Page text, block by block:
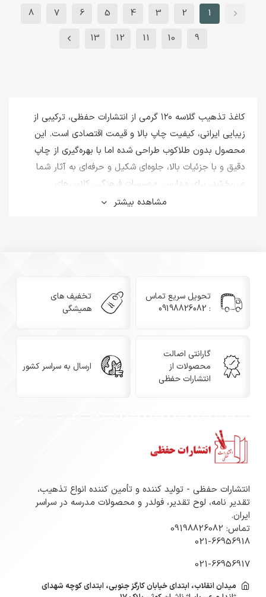
1
2
3
4
5
6
7
8
9
10
11
12
13
کاغذ تذهیب گلاسه ۱۲۰ گرمی از انتشارات حفظی، ترکیبی از
زیبایی ایرانی، کیفیت چاپ بالا و قیمت اقتصادی است. این
محصول بدون طلاکوب طراحی شده اما با بهره‌گیری از چاپ
دقیق و با جزئیات بالا، جلوه‌ای شکیل و حرفه‌ای به آثار شما
می‌بخشد. برای مدارس، موسسات فرهنگی، کلاس‌های
خوشنویسی یا هر جایی که زیبایی و صرفه اقتصادی را هم‌زمان
انتشارات حفظی با بیش از ۴۰ سال سابقه در تولید تخصصی
تذهیب، نامی آشنا در عرصه محصولات فرهنگی و آموزشی
با نهایت دقت، کیفیت و اصالت طراحی شوند.
گرماژ: ۱۲۰ گرم – سبک، اما مقاوم
نوع چاپ: چاپ رنگی دقیق با رزولوشن بالا (بدون طلاکوب)
ابعاد: A4
طرح‌ها: متنوع، با نقوش اسلیمی، ختایی و ترنج‌های ایرانی
مشاهده بیشتر
تحویل سریع تماس
: 09198826082
تخفیف های
همیشگی
گارانتی اصالت
محصولات از
انتشارات حفظی
ارسال به سراسر کشور
انتشارات حفظی - تولید کننده و تأمین کننده انواع تذهیب،
تقدیر نامه، لوح تقدیر، فولدر و محصولات مدرسه در سراسر
ایران.
تماس: 09198826082
021-66956918
021-66956917
میدان انقلاب، ابتدای خیابان کارگز جنوبی، ابتدای کوچه شهدای